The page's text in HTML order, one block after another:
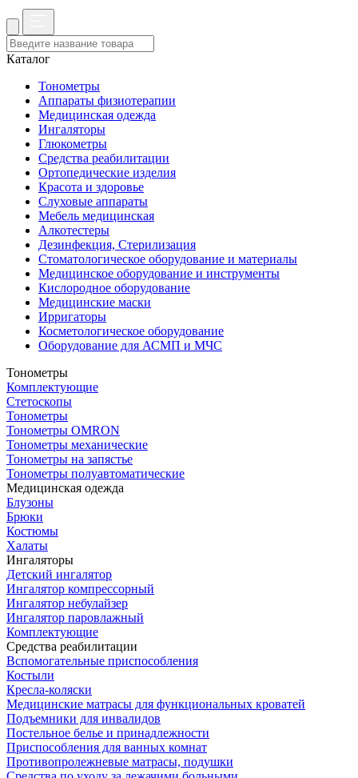
Каталог
Тонометры
Аппараты физиотерапии
Медицинская одежда
Ингаляторы
Глюкометры
Средства реабилитации
Ортопедические изделия
Красота и здоровье
Слуховые аппараты
Мебель медицинская
Алкотестеры
Дезинфекция, Стерилизация
Стоматологическое оборудование и материалы
Медицинское оборудование и инструменты
Кислородное оборудование
Медицинские маски
Ирригаторы
Косметологическое оборудование
Оборудование для АСМП и МЧС
Тонометры
Комплектующие
Стетоскопы
Тонометры
Тонометры OMRON
Тонометры механические
Тонометры на запястье
Тонометры полуавтоматические
Медицинская одежда
Блузоны
Брюки
Костюмы
Халаты
Ингаляторы
Детский ингалятор
Ингалятор компрессорный
Ингалятор небулайзер
Ингалятор паровлажный
Комплектующие
Средства реабилитации
Вспомогательные приспособления
Костыли
Кресла-коляски
Медицинские матрасы для функциональных кроватей
Подъемники для инвалидов
Постельное белье и принадлежности
Приспособления для ванных комнат
Противопролежневые матрасы, подушки